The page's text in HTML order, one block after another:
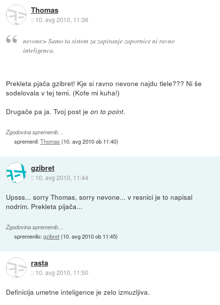
Thomas
:: 10. avg 2010, 11:36
nevone> Samo ta sistem za zapiranje zapornice ni ravno
inteligenca.
Prekleta pjača gzibret! Kje si ravno nevone najdu tlele??? Ni še
sodelovala v tej temi. (Kofe mi kuha!)
Drugače pa ja. Tvoj post jeon to point.
Zgodovina sprememb…
spremenil:Thomas (10. avg 2010 ob 11:40)
gzibret
:: 10. avg 2010, 11:44
Upsss... sorry Thomas, sorry nevone... v resnici je to napisal
nodrim. Prekleta pijača...
Zgodovina sprememb…
spremenilo:gzibret(10. avg 2010 ob 11:45)
rasta
:: 10. avg 2010, 11:50
Definicija umetne inteligence je zelo izmuzljiva.